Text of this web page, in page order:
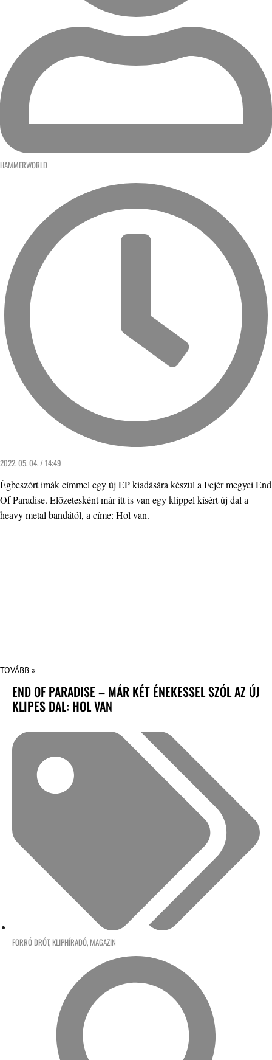
HAMMERWORLD
2022. 05. 04. / 14:49
Égbeszórt imák címmel egy új EP kiadására készül a Fejér megyei End
Of Paradise. Előzetesként már itt is van egy klippel kísért új dal a
heavy metal bandától, a címe: Hol van.
TOVÁBB »
END OF PARADISE – MÁR KÉT ÉNEKESSEL SZÓL AZ ÚJ
KLIPES DAL: HOL VAN
FORRÓ DRÓT, KLIPHÍRADÓ, MAGAZIN